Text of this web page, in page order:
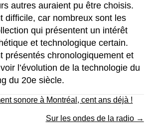
autres auraient pu être choisis.
difficile, car nombreux sont les
qui présentent un intérêt
et technologique certain.
présentés chronologiquement et
l’évolution de la technologie du
du 20e siècle.
sonore à Montréal, cent ans déjà !
Sur les ondes de la radio →